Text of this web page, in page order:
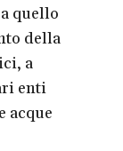
quello
della
a
enti
acque